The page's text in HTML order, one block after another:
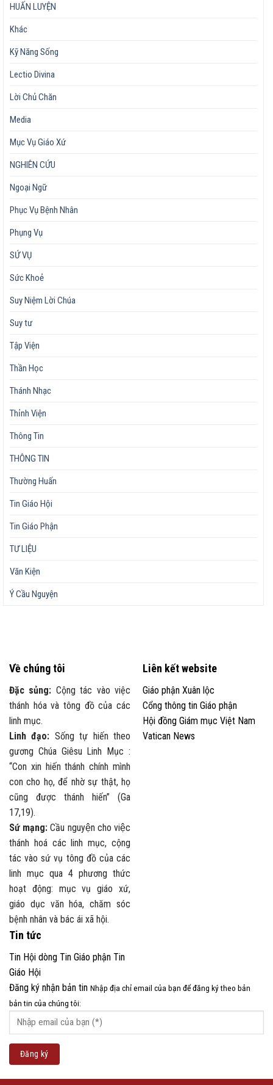
HUẤN LUYỆN
Khác
Kỹ Năng Sống
Lectio Divina
Lời Chủ Chăn
Media
Mục Vụ Giáo Xứ
NGHIÊN CỨU
Ngoại Ngữ
Phục Vụ Bệnh Nhân
Phụng Vụ
SỨ VỤ
Sức Khoẻ
Suy Niệm Lời Chúa
Suy tư
Tập Viện
Thần Học
Thánh Nhạc
Thỉnh Viện
Thông Tin
THÔNG TIN
Thường Huấn
Tin Giáo Hội
Tin Giáo Phận
TƯ LIỆU
Văn Kiện
Ý Cầu Nguyện
Về chúng tôi
Đặc sủng: Cộng tác vào việc
thánh hóa và tông đồ của các
linh mục.
Linh đạo: Sống tự hiến theo
gương Chúa Giêsu Linh Mục :
“Con xin hiến thánh chính mình
con cho họ, để nhờ sự thật, họ
cũng được thánh hiến” (Ga
17,19).
Sứ mạng: Cầu nguyện cho việc
thánh hoá các linh mục, cộng
tác vào sứ vụ tông đồ của các
linh mục qua 4 phương thức
hoạt động: mục vụ giáo xứ,
giáo dục văn hóa, chăm sóc
bệnh nhân và bác ái xã hội.
Liên kết website
Giáo phận Xuân lộc
Cổng thông tin Giáo phận
Hội đồng Giám mục Việt Nam
Vatican News
Tin tức
Tin Hội dòng Tin Giáo phận Tin
Giáo Hội
Đăng ký nhận bản tin Nhập địa chỉ email của bạn để đăng ký theo bản
bản tin của chúng tôi: